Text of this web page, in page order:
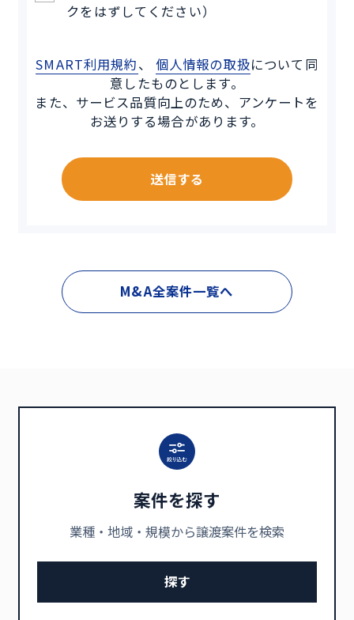
クをはずしてください）
SMART利用規約、 個人情報の取扱について同
意したものとします。
また、サービス品質向上のため、アンケートを
お送りする場合があります。
送信する
M&A全案件一覧へ
案件を探す
業種・地域・規模から譲渡案件を検索
探す